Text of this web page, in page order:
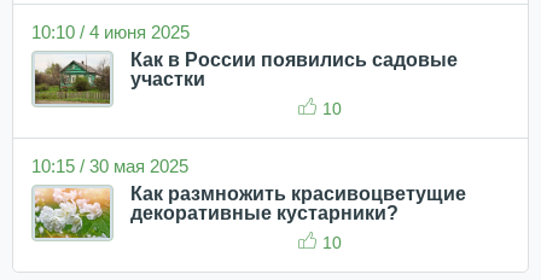
10:10 / 4 июня 2025
Как в России появились садовые
участки
10
10:15 / 30 мая 2025
Как размножить красивоцветущие
декоративные кустарники?
10